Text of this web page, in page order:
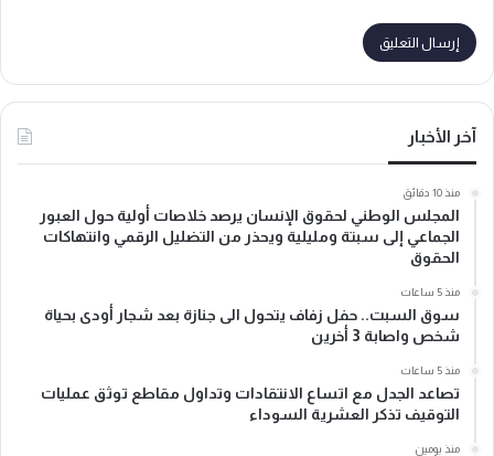
آخر الأخبار
منذ 10 دقائق
المجلس الوطني لحقوق الإنسان يرصد خلاصات أولية حول العبور
الجماعي إلى سبتة ومليلية ويحذر من التضليل الرقمي وانتهاكات
الحقوق
منذ 5 ساعات
سوق السبت.. حفل زفاف يتحول الى جنازة بعد شجار أودى بحياة
شخص واصابة 3 أخرين
منذ 5 ساعات
تصاعد الجدل مع اتساع الانتقادات وتداول مقاطع توثق عمليات
التوقيف تذكر العشرية السوداء
منذ يومين